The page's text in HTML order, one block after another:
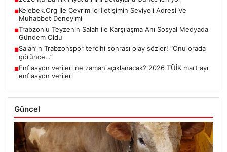
■Kelebek.Org İle Çevrim içi İletişimin Seviyeli Adresi Ve
Muhabbet Deneyimi
■Trabzonlu Teyzenin Salah ile Karşılaşma Anı Sosyal Medyada
Gündem Oldu
■Salah’ın Trabzonspor tercihi sonrası olay sözler! “Onu orada
görünce…”
■Enflasyon verileri ne zaman açıklanacak? 2026 TÜİK mart ayı
enflasyon verileri
Güncel